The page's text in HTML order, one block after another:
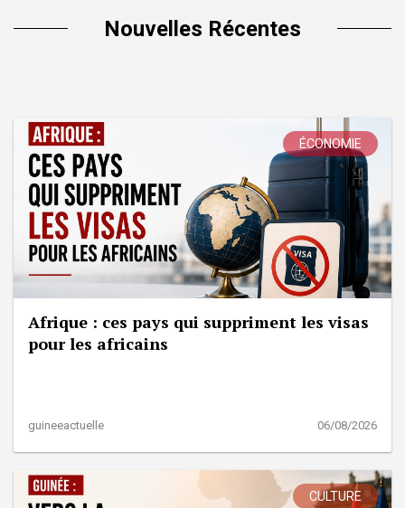
Nouvelles Récentes
ÉCONOMIE
Afrique : ces pays qui suppriment les visas
pour les africains
guineeactuelle 06/08/2026
CULTURE